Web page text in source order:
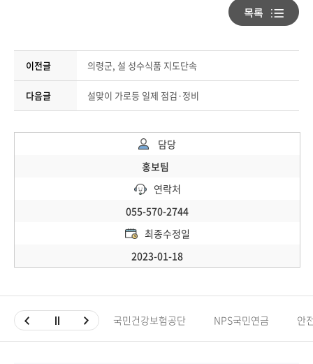
이전글 의령군, 설 성수식품 지도단속
다음글 설맞이 가로등 일제 점검·정비
담당
홍보팀
연락처
055-570-2744
최종수정일
2023-01-18
국민건강보험공단 NPS국민연금 안